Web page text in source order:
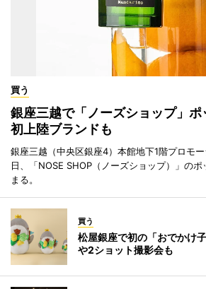
買う
銀座三越で「ノーズショップ」
初上陸ブランドも
銀座三越（中央区銀座4）本館地下1階プロモ
日、「NOSE SHOP（ノーズショップ）」の
まる。
買う
松屋銀座で初の「おでかけ
や2ショット撮影会も